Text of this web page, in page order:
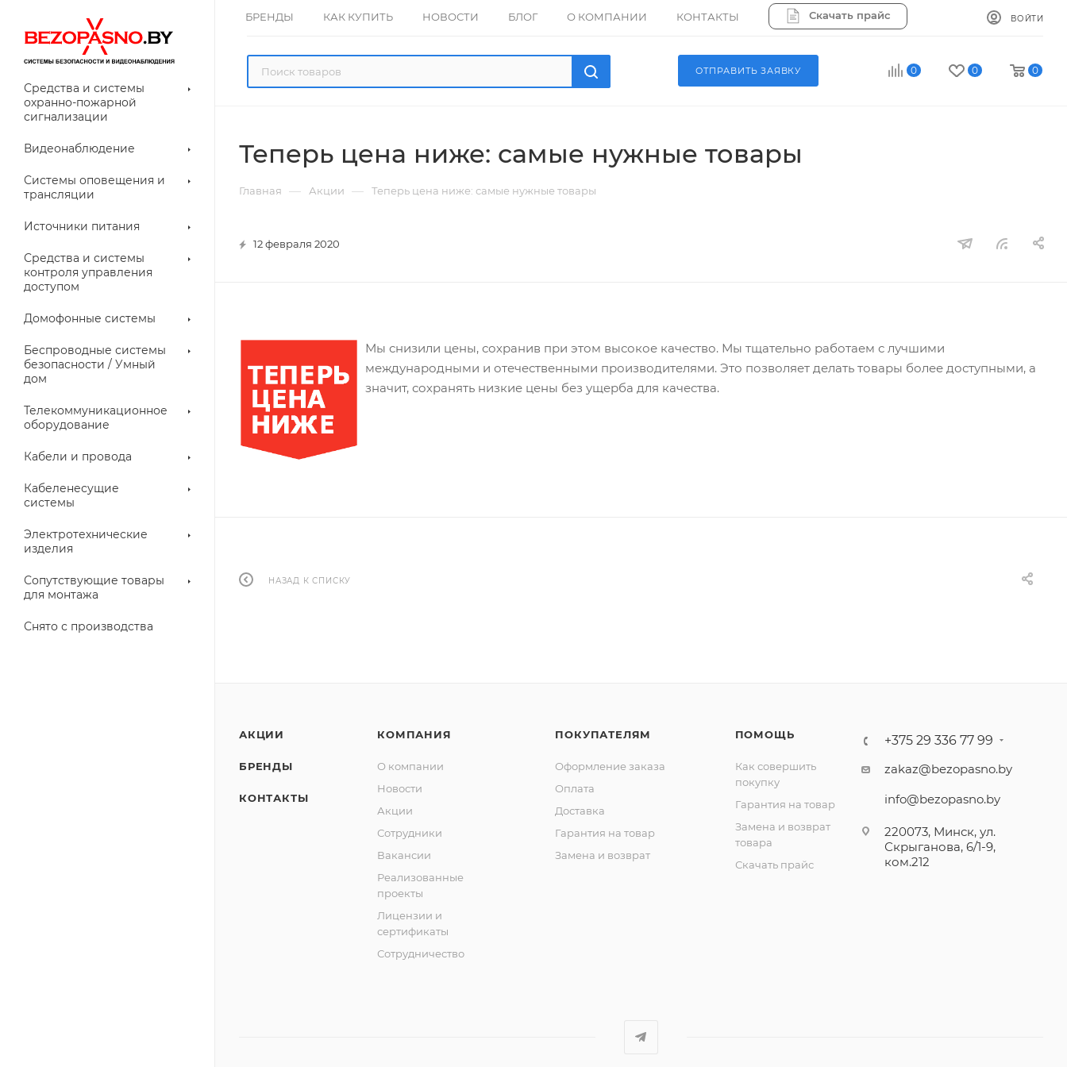
БРЕНДЫ КАК КУПИТЬ НОВОСТИ БЛОГ О КОМПАНИИ КОНТАКТЫ Скачать прайс ВОЙТИ
0 0 0
ОТПРАВИТЬ ЗАЯВКУ
Средства и системы
охранно-пожарной
сигнализации
Видеонаблюдение
для
Системы оповещения и
трансляции
указатели (табло)
Источники питания
Средства и системы
контроля управления
доступом
Дверные замки
Домофонные системы
Беспроводные системы
безопасности / Умный
дом
Телекоммуникационное
оборудование
Кабели и провода
Кабеленесущие
системы
Электротехнические
изделия
Сопутствующие товары
для монтажа
Снято с производства
Теперь цена ниже: самые нужные товары
Главная — Акции — Теперь цена ниже: самые нужные товары
12 февраля 2020
Мы снизили цены, сохранив при этом высокое качество. Мы тщательно работаем с лучшими
международными и отечественными производителями. Это позволяет делать товары более доступными, а
значит, сохранять низкие цены без ущерба для качества.
НАЗАД К СПИСКУ
АКЦИИ
БРЕНДЫ
КОНТАКТЫ
КОМПАНИЯ
О компании
Новости
Акции
Сотрудники
Вакансии
Реализованные
проекты
Лицензии и
сертификаты
Сотрудничество
ПОКУПАТЕЛЯМ
Оформление заказа
Оплата
Доставка
Гарантия на товар
Замена и возврат
ПОМОЩЬ
Как совершить
покупку
Гарантия на товар
Замена и возврат
товара
Скачать прайс
+375 29 336 77 99
zakaz@bezopasno.by
info@bezopasno.by
220073, Минск, ул.
Скрыганова, 6/1-9,
ком.212